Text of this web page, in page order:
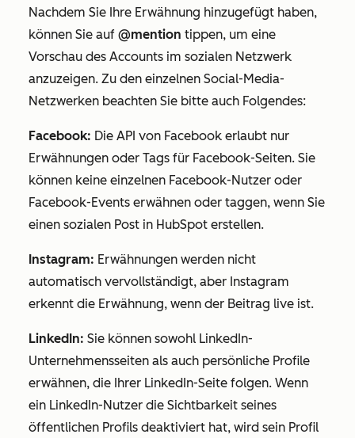
Nachdem Sie Ihre Erwähnung hinzugefügt haben,
können Sie auf @mention tippen, um eine
Vorschau des Accounts im sozialen Netzwerk
anzuzeigen. Zu den einzelnen Social-Media-
Netzwerken beachten Sie bitte auch Folgendes:
Facebook: Die API von Facebook erlaubt nur
Erwähnungen oder Tags für Facebook-Seiten. Sie
können keine einzelnen Facebook-Nutzer oder
Facebook-Events erwähnen oder taggen, wenn Sie
einen sozialen Post in HubSpot erstellen.
Instagram: Erwähnungen werden nicht
automatisch vervollständigt, aber Instagram
erkennt die Erwähnung, wenn der Beitrag live ist.
LinkedIn: Sie können sowohl LinkedIn-
Unternehmensseiten als auch persönliche Profile
erwähnen, die Ihrer LinkedIn-Seite folgen. Wenn
ein LinkedIn-Nutzer die Sichtbarkeit seines
öffentlichen Profils deaktiviert hat, wird sein Profil